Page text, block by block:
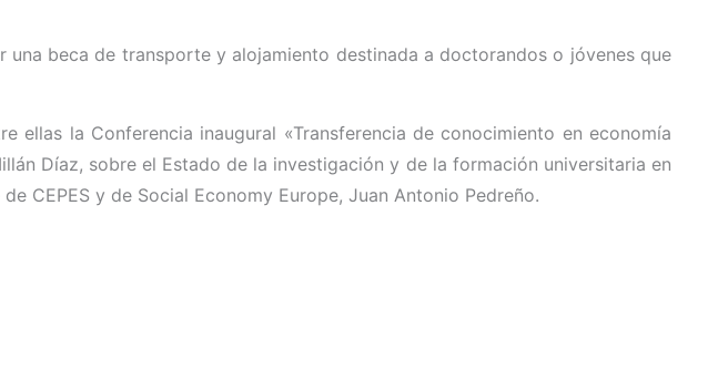
beca de transporte y alojamiento destinada a doctorandos o jóvenes que
ellas la Conferencia inaugural «Transferencia de conocimiento en economía
Díaz, sobre el Estado de la investigación y de la formación universitaria en
CEPES y de Social Economy Europe, Juan Antonio Pedreño.